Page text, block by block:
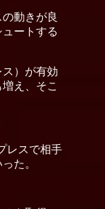
動きが良
ートする
）が有効
え、そこ
レスで相手
た。